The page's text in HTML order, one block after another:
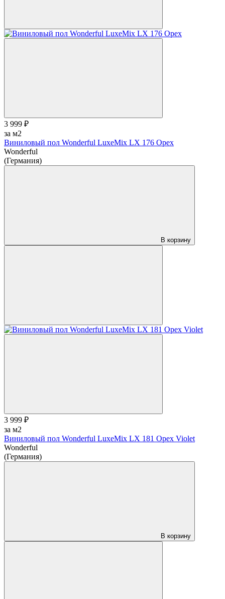
3 999 ₽
за м2
Виниловый пол Wonderful LuxeMix LX 176 Opex
Wonderful
(Германия)
В корзину
3 999 ₽
за м2
Виниловый пол Wonderful LuxeMix LX 181 Opex Violet
Wonderful
(Германия)
В корзину